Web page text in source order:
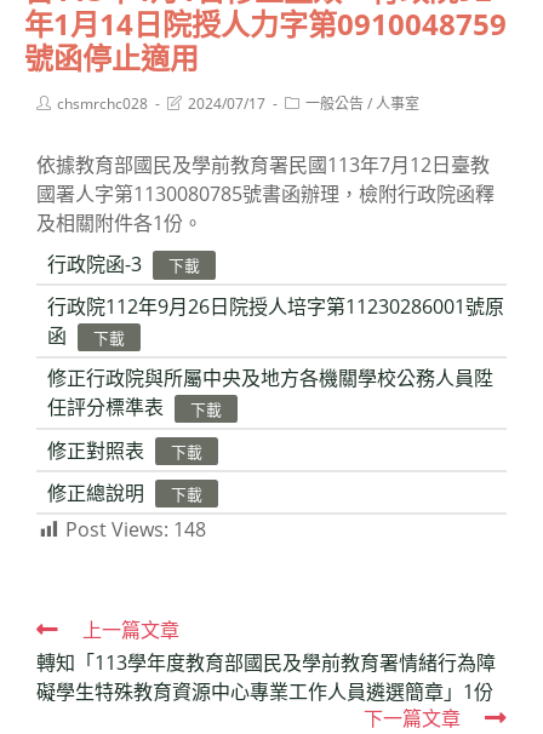
年1月14日院授人力字第0910048759
號函停止適用
Postchsmrchc028
Post2024/07/17
Post一般公告/人事室
依據教育部國民及學前教育署民國113年7月12日臺教
國署人字第1130080785號書函辦理，檢附行政院函釋
及相關附件各1份。
行政院函-3
下載
行政院112年9月26日院授人培字第11230286001號原
函
下載
修正行政院與所屬中央及地方各機關學校公務人員陞
任評分標準表
下載
修正對照表 下載
修正總說明 下載
Post Views: 148
Read
more
articles
上一篇文章
轉知「113學年度教育部國民及學前教育署情緒行為障
礙學生特殊教育資源中心專業工作人員遴選簡章」1份
下一篇文章